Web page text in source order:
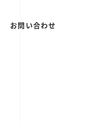
お問い合わせ